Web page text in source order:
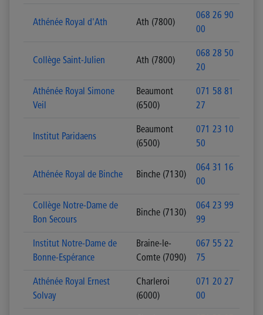
Athénée Royal d'Ath Ath (7800)
068 26 90
00
Collège Saint-Julien Ath (7800)
068 28 50
20
Athénée Royal Simone
Veil
Beaumont
(6500)
071 58 81
27
Institut Paridaens
Beaumont
(6500)
071 23 10
50
Athénée Royal de Binche Binche (7130)
064 31 16
00
Collège Notre-Dame de
Bon Secours
Binche (7130)
064 23 99
99
Institut Notre-Dame de
Bonne-Espérance
Braine-le-
Comte (7090)
067 55 22
75
Athénée Royal Ernest
Solvay
Charleroi
(6000)
071 20 27
00